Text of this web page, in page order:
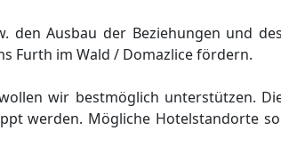
den Ausbau der Beziehungen und
Furth im Wald / Domazlice fördern.
wir bestmöglich unterstützen.
werden. Mögliche Hotelstandorte